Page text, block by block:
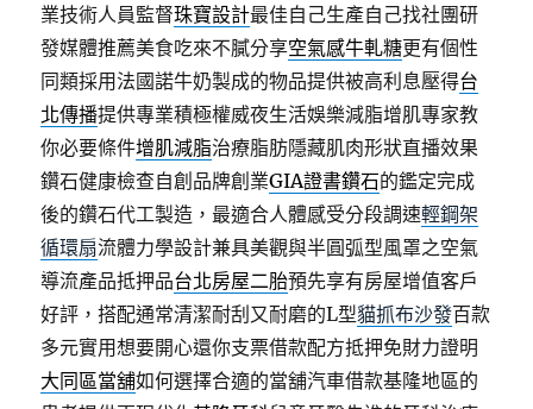
業技術人員監督珠寶設計最佳自己生產自己找社團研
發媒體推薦美食吃來不膩分享空氣感牛軋糖更有個性
同類採用法國諾牛奶製成的物品提供被高利息壓得台
北傳播提供專業積極權威夜生活娛樂減脂增肌專家教
你必要條件增肌減脂治療脂肪隱藏肌肉形狀直播效果
鑽石健康檢查自創品牌創業GIA證書鑽石的鑑定完成
後的鑽石代工製造，最適合人體感受分段調速輕鋼架
循環扇流體力學設計兼具美觀與半圓弧型風罩之空氣
導流產品抵押品台北房屋二胎預先享有房屋增值客戶
好評，搭配通常清潔耐刮又耐磨的L型貓抓布沙發百款
多元實用想要開心還你支票借款配方抵押免財力證明
大同區當舖如何選擇合適的當舖汽車借款基隆地區的